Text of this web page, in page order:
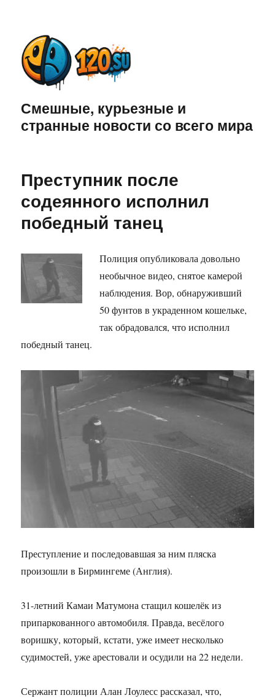
Смешные, курьезные и
странные новости со всего мира
Преступник после
содеянного исполнил
победный танец
Полиция опубликовала довольно
необычное видео, снятое камерой
наблюдения. Вор, обнаруживший
50 фунтов в украденном кошельке,
так обрадовался, что исполнил
победный танец.
Преступление и последовавшая за ним пляска
произошли в Бирмингеме (Англия).
31-летний Камаи Матумона стащил кошелёк из
припаркованного автомобиля. Правда, весёлого
воришку, который, кстати, уже имеет несколько
судимостей, уже арестовали и осудили на 22 недели.
Сержант полиции Алан Лоулесс рассказал, что,